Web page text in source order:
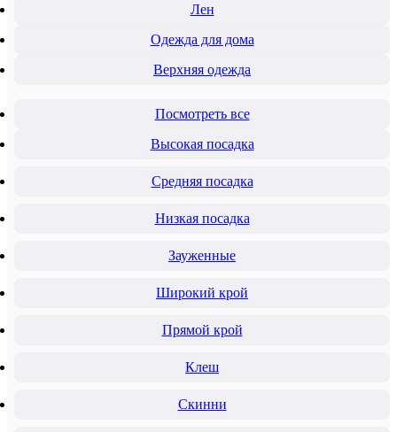
Лен
Одежда для дома
Верхняя одежда
Посмотреть все
Высокая посадка
Средняя посадка
Низкая посадка
Зауженные
Широкий крой
Прямой крой
Клеш
Скинни